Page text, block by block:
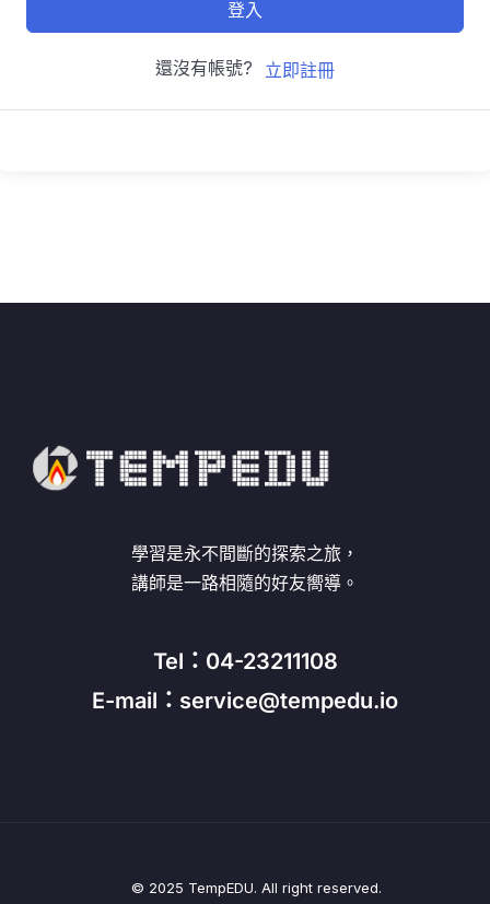
登入
還沒有帳號? 立即註冊
學習是永不間斷的探索之旅，
講師是一路相隨的好友嚮導。
Tel：04-23211108
E-mail：service@tempedu.io
© 2025 TempEDU. All right reserved.